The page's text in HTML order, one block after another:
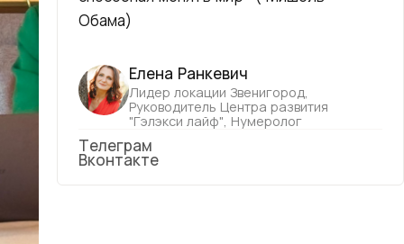
Елена Ранкевич
Лидер локации Звенигород,
Руководитель Центра развития
"Гэлэкси лайф", Нумеролог
Телеграм
Вконтакте
Обама)